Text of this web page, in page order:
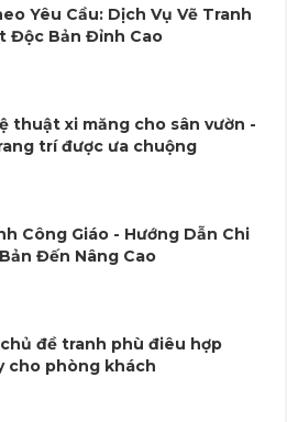
dầu phong cảnh nét vẽ tinh
sơn dầu theo yêu cầu giá
sơn dầu chân dung
xi măng tinh xảo, chất
Yêu Cầu: Dịch Vụ Vẽ Tranh
Độc Bản Đỉnh Cao
thuật xi măng cho sân vườn -
trí được ưa chuộng
Công Giáo - Hướng Dẫn Chi
Đến Nâng Cao
đề tranh phù điêu hợp
cho phòng khách